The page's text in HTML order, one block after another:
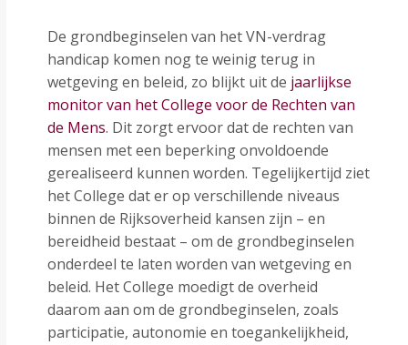
De grondbeginselen van het VN-verdrag
handicap komen nog te weinig terug in
wetgeving en beleid, zo blijkt uit de jaarlijkse
monitor van het College voor de Rechten van
de Mens. Dit zorgt ervoor dat de rechten van
mensen met een beperking onvoldoende
gerealiseerd kunnen worden. Tegelijkertijd ziet
het College dat er op verschillende niveaus
binnen de Rijksoverheid kansen zijn – en
bereidheid bestaat – om de grondbeginselen
onderdeel te laten worden van wetgeving en
beleid. Het College moedigt de overheid
daarom aan om de grondbeginselen, zoals
participatie, autonomie en toegankelijkheid,